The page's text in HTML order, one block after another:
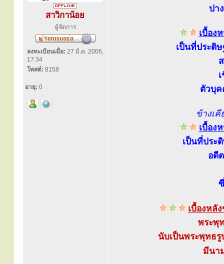
สาวิกาน้อย
ผู้จัดการ
ลงทะเบียนเมื่อ: 27 มี.ค. 2006,
17:34
โพสต์: 8158
อายุ: 0
ปา
เบื้อง
เป็นที่ประดิ
ตัวบุค
ข้างเ
เบื้อง
เป็นที่ประ
อดี
เบื้องหลั
พระพุ
นับเป็นพระพุทธ
มีนา